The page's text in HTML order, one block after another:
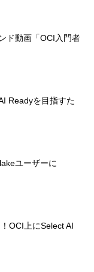
ド動画「OCI入門者
Readyを目指すた
ユーザーに
OCI上にSelect AI